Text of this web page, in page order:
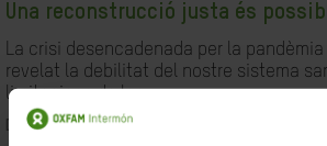
Una reconstrucció justa és
La crisi desencadenada per la pandèmia
revelat la debilitat del nostre sistema
limitacions de les...
Desigualtat(s)